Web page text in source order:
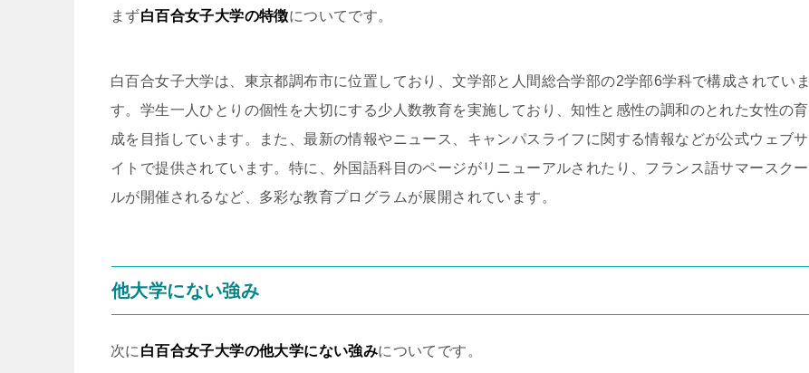
まず白百合女子大学の特徴についてです。
白百合女子大学は、東京都調布市に位置しており、文学部と人間総合学部の2学部6学科で構成されていま
す。学生一人ひとりの個性を大切にする少人数教育を実施しており、知性と感性の調和のとれた女性の育
成を目指しています。また、最新の情報やニュース、キャンパスライフに関する情報などが公式ウェブサ
イトで提供されています。特に、外国語科目のページがリニューアルされたり、フランス語サマースクー
ルが開催されるなど、多彩な教育プログラムが展開されています。
他大学にない強み
次に 白百合女子大学の他大学にない強みについてです。